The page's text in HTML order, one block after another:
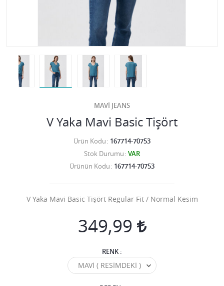
MAVİ JEANS
V Yaka Mavi Basic Tişört
Ürün Kodu 167714-70753
Stok Durumu VAR
Ürünün Kodu 167714-70753
V Yaka Mavi Basic Tişört Regular Fit / Normal Kesim
349,99
RENK :